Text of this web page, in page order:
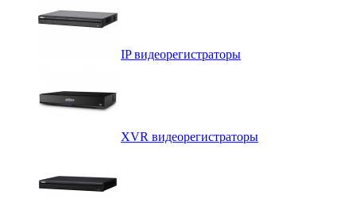
IP видеорегистраторы
XVR видеорегистраторы